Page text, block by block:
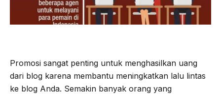
Promosi sangat penting untuk menghasilkan uang
dari blog karena membantu meningkatkan lalu lintas
ke blog Anda. Semakin banyak orang yang